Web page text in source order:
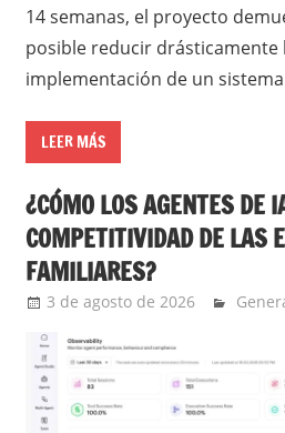
14 semanas, el proyecto
posible reducir drásticamente
implementación de un
LEER MÁS
¿CÓMO LOS AGENTES DE
COMPETITIVIDAD DE LAS
FAMILIARES?
3 de agosto de 2026